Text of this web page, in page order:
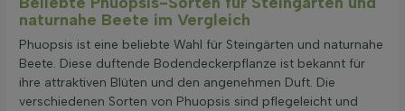
naturnahe Beete im Vergleich
Phuopsis ist eine beliebte Wahl für Steingärten und naturnahe
Beete. Diese duftende Bodendeckerpflanze ist bekannt für
ihre attraktiven Blüten und den angenehmen Duft. Die
verschiedenen Sorten von Phuopsis sind pflegeleicht und